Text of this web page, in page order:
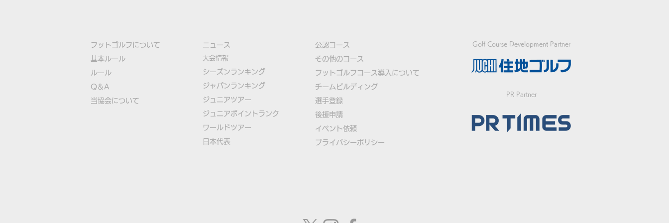
FIFGユースフットゴルフワ
ールドカップ2026日本代表
本物のサッカーボールを使用
したフットゴルフゲームアプ
リ「FOOTGOLF PUTT
CHALLENGE」誕生！
【緊急】FIFGユースフット
日本代表決定戦の開催につい
フットゴルフについて
基本ルール
ルール
Q＆A
​当協会について
​ニュース
大会情報
シーズンランキング
ジャパンランキング
ジュニアツアー
ジュニアポイントランク
​ワールドツアー
​​日本代表
公認コース
​その他のコース
​ フットゴルフコース導入について
​チームビルディング
選手登録​
​後援申請
​イベント依頼
プライバシーポリシー
Golf Course Development Partner
PR Partner